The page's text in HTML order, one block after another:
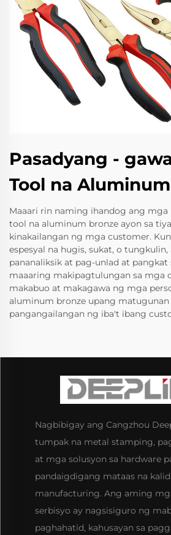
Pasadyang -
Tool na
Maaari rin naming ihandog ang mga
tool na aluminum bronze ayon sa
kinakailangan ng mga customer.
espesyal na hugis, sukat, o
pananaliksik at pag-unlad at pangkat
maaaring makipagtulungan sa mga
makabuo at makagawa ng mga
aluminum bronze upang
pangangailangan ng iba't ibang
Nagbibigay ang Cangzhou
tumpak na metal stamping,
at mga solusyon sa hardware
pandaigdigang mataas na
manufacturing. Ang aming
serbisyo ay nagsisiguro ng
paghahatid, kahusayan sa